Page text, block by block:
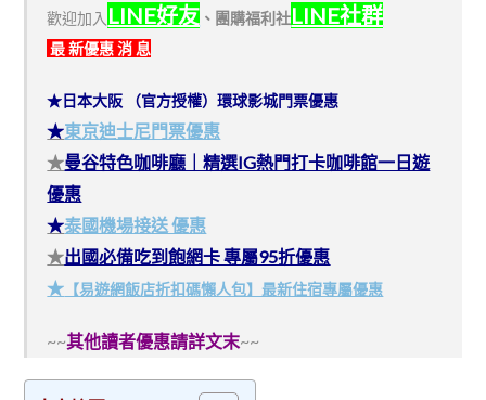
歡迎加入 LINE好友 、 團購福利社LINE社群
最 新優惠 消 息
★日本大阪 （官方授權）環球影城門票優惠
★東京迪士尼門票優惠
★曼谷特色咖啡廳｜精選IG熱門打卡咖啡館一日遊
優惠
★泰國機場接送 優惠
★出國必備吃到飽網卡 專屬95折優惠
★ 【易遊網飯店折扣碼懶人包】最新住宿專屬優惠
~~其他讀者優惠請詳文末~~